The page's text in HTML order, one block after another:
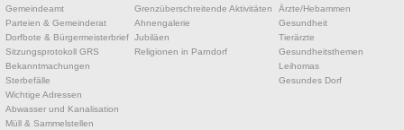
Gemeindeamt
Parteien & Gemeinderat
Dorfbote & Bürgermeisterbrief
Sitzungsprotokoll GRS
Bekanntmachungen
Sterbefälle
Wichtige Adressen
Abwasser und Kanalisation
Müll & Sammelstellen
Grenzüberschreitende Aktivitäten
Ahnengalerie
Jubiläen
Religionen in Parndorf
Ärzte/Hebammen
Gesundheit
Tierärzte
Gesundheitsthemen
Leihomas
Gesundes Dorf